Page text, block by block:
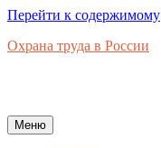
Перейти к содержимому
Охрана труда в России
Меню